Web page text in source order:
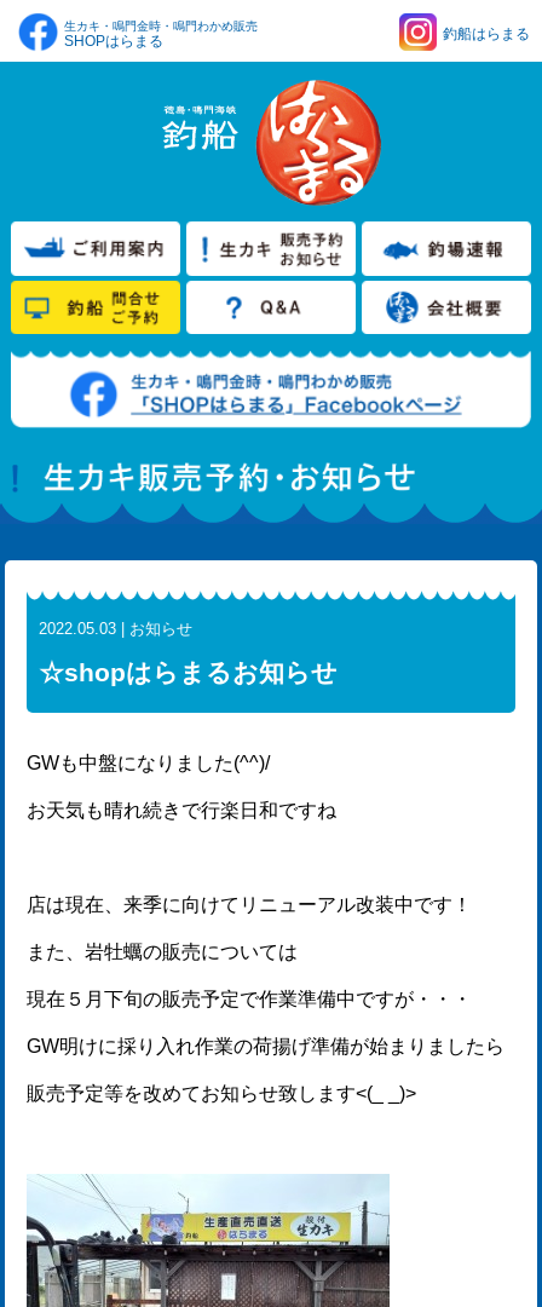
生カキ・鳴門金時・鳴門わかめ販売
SHOPはらまる 釣船はらまる
2022.05.03 | お知らせ
☆shopはらまるお知らせ
GWも中盤になりました(^^)/
お天気も晴れ続きで行楽日和ですね
店は現在、来季に向けてリニューアル改装中です！
また、岩牡蠣の販売については
現在５月下旬の販売予定で作業準備中ですが・・・
GW明けに採り入れ作業の荷揚げ準備が始まりましたら
販売予定等を改めてお知らせ致します<(_ _)>